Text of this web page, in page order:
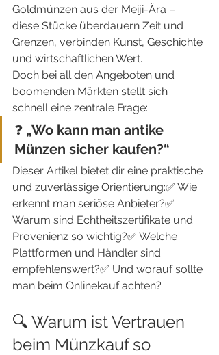
Goldmünzen aus der Meiji-Ära –
diese Stücke überdauern Zeit und
Grenzen, verbinden Kunst, Geschichte
und wirtschaftlichen Wert.
Doch bei all den Angeboten und
boomenden Märkten stellt sich
schnell eine zentrale Frage:
❓ „Wo kann man antike
Münzen sicher kaufen?“
Dieser Artikel bietet dir eine praktische
und zuverlässige Orientierung:✅ Wie
erkennt man seriöse Anbieter?✅
Warum sind Echtheitszertifikate und
Provenienz so wichtig?✅ Welche
Plattformen und Händler sind
empfehlenswert?✅ Und worauf sollte
man beim Onlinekauf achten?
🔍 Warum ist Vertrauen
beim Münzkauf so